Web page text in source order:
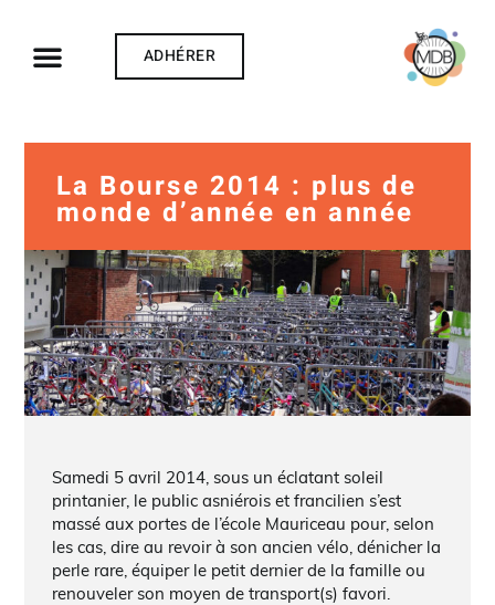
ADHÉRER
La Bourse 2014 : plus de
monde d’année en année
Samedi 5 avril 2014, sous un éclatant soleil
printanier, le public asniérois et francilien s’est
massé aux portes de l’école Mauriceau pour, selon
les cas, dire au revoir à son ancien vélo, dénicher la
perle rare, équiper le petit dernier de la famille ou
renouveler son moyen de transport(s) favori.